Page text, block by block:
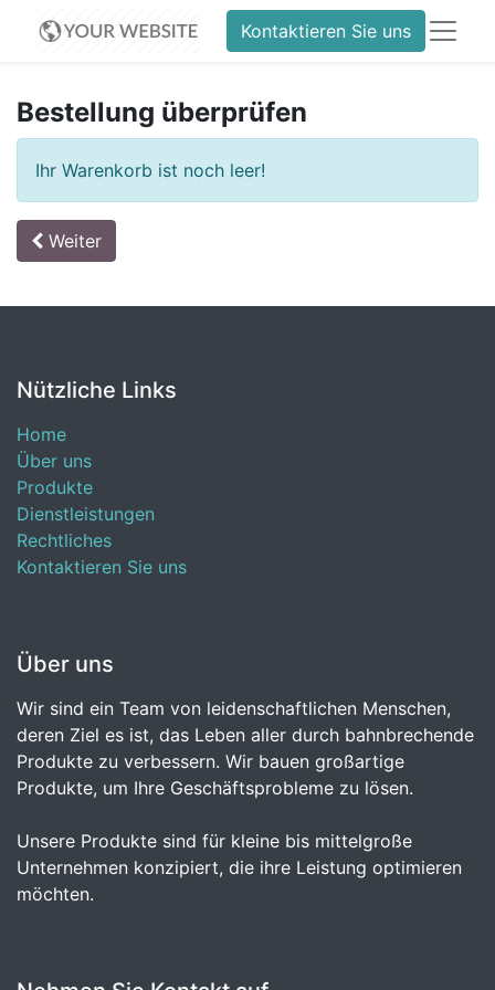
Kontaktieren Sie uns
Bestellung überprüfen
Ihr Warenkorb ist noch leer!
Weiter
Nützliche Links
Home
Über uns
Produkte
Dienstleistungen
Rechtliches
Kontaktieren Sie uns
Über uns
Wir sind ein Team von leidenschaftlichen Menschen,
deren Ziel es ist, das Leben aller durch bahnbrechende
Produkte zu verbessern. Wir bauen großartige
Produkte, um Ihre Geschäftsprobleme zu lösen.
Unsere Produkte sind für kleine bis mittelgroße
Unternehmen konzipiert, die ihre Leistung optimieren
möchten.